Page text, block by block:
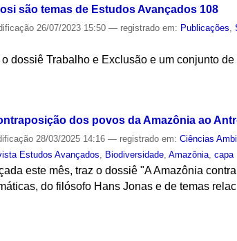
são temas de Estudos Avançados 108
26/07/2023 15:50— registrado em: Publicações ,
dossiê Trabalho e Exclusão e um conjunto
dos povos da Amazônia ao
28/03/2025 14:16— registrado em:Ciências
Estudos Avançados, Biodiversidade,Amazônia,capa
este mês, traz o dossiê "A Amazônia
do filósofo Hans Jonas e de temas